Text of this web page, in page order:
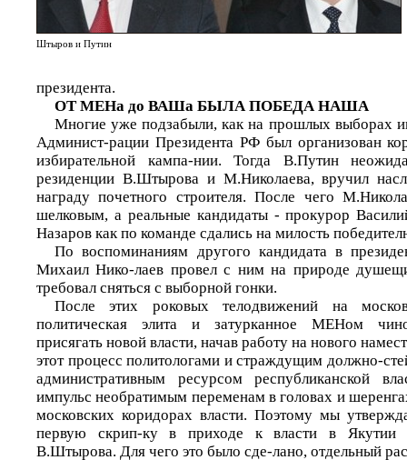
Штыров и Путин
президента.
ОТ МЕНа до ВАШа БЫЛА ПОБЕДА НАША
Многие уже подзабыли, как на прошлых выборах
Админист-рации Президента РФ был организован
избирательной кампа-нии. Тогда В.Путин
резиденции В.Штырова и М.Николаева, вручил
награду почетного строителя. После чего
шелковым, а реальные кандидаты - прокурор
Назаров как по команде сдались на милость
По воспоминаниям другого кандидата в
Михаил Нико-лаев провел с ним на природе
требовал сняться с выборной гонки.
После этих роковых телодвижений на
политическая элита и затурканное МЕНом
присягать новой власти, начав работу на нового
этот процесс политологами и страждущим должно-
административным ресурсом республиканской
импульс необратимым переменам в головах и
московских коридорах власти. Поэтому мы
первую скрип-ку в приходе к власти в Якутии
В.Штырова. Для чего это было сде-лано, отдельный